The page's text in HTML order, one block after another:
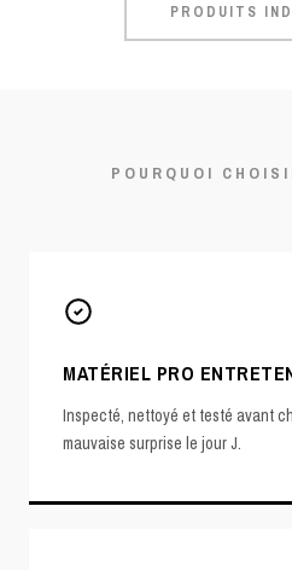
PRODUITS
POURQUOI
MATÉRIEL PRO
Inspecté, nettoyé et testé avant
mauvaise surprise le jour J.